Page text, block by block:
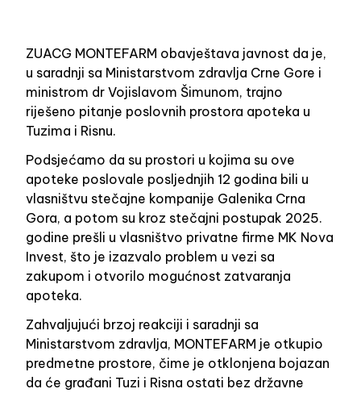
ZUACG MONTEFARM obavještava javnost da je,
u saradnji sa Ministarstvom zdravlja Crne Gore i
ministrom dr Vojislavom Šimunom, trajno
riješeno pitanje poslovnih prostora apoteka u
Tuzima i Risnu.
Podsjećamo da su prostori u kojima su ove
apoteke poslovale posljednjih 12 godina bili u
vlasništvu stečajne kompanije Galenika Crna
Gora, a potom su kroz stečajni postupak 2025.
godine prešli u vlasništvo privatne firme MK Nova
Invest, što je izazvalo problem u vezi sa
zakupom i otvorilo mogućnost zatvaranja
apoteka.
Zahvaljujući brzoj reakciji i saradnji sa
Ministarstvom zdravlja, MONTEFARM je otkupio
predmetne prostore, čime je otklonjena bojazan
da će građani Tuzi i Risna ostati bez državne